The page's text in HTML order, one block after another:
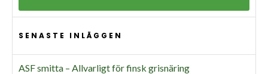
SENASTE INLÄGGEN
ASF smitta – Allvarligt för finsk grisnäring